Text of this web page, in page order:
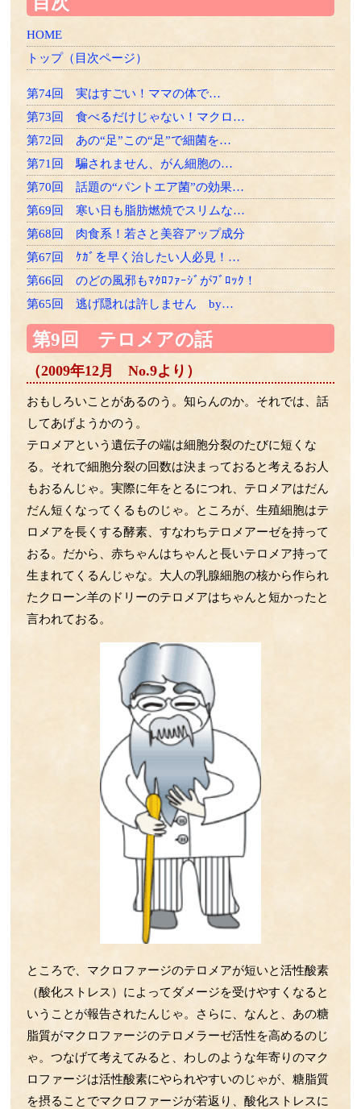
HOME
トップ（目次ページ）
第74回 実はすごい！ママの体で…
第73回 食べるだけじゃない！マクロ…
第72回 あの“足”この“足”で細菌を…
第71回 騙されません、がん細胞の…
第70回 話題の“パントエア菌”の効果…
第69回 寒い日も脂肪燃焼でスリムな…
第68回 肉食系！若さと美容アップ成分
第67回 ｹｶﾞを早く治したい人必見！…
第66回 のどの風邪もﾏｸﾛﾌｧｰｼﾞがﾌﾞﾛｯｸ！
第65回 逃げ隠れは許しません by…
第64回 老け速度は26歳から差がつく？
第63回 LPSは骨にも効く！？
第62回 ゾンビ細胞をやっつけろ
第61回 一網打尽の必殺技！
第60回 たくさん使って効くLPSﾌﾗｲﾄへ！
第59回 ﾏｸﾛﾌｧｰｼﾞはLPSﾏｯｻｰｼﾞがお好き
第58回 LPSによるﾏｸﾛﾌｧｰｼﾞの再教育の話
第57回 細菌のエクソソームの話
第56回 胎児の腸内細菌の話
第55回 LPSと乳酸菌の話
第54回 ｱﾎﾟﾄｰｼｽとﾏｸﾛﾌｧｰｼﾞの話
第53回 免疫組織に住む細菌の話
第52回 BCGとコロナの話
第50回 ウイルスの感染の話
第49回 ﾏｸﾛﾌｧｰｼﾞのLPS伝達すご技
第48回 野菜の話
第47回 Treg・Mregの話
第46回 腸の中のLPSの話
第45回 サーカディアンリズムの話
第44回 お酒とマイクログリアの話
第43回 LPS受容体TLR4の話
第42回 動脈硬化の話
第41回 心臓と腎臓の関係の話
第39回 肌とHSPの話
第35回 脳の発達と腸内フローラの話
第34回 歯周病菌の話
第33回 抗生物質とアトピーの話
第32回 抗炎症の仕組みの話
第31回 人工甘味料と腸内細菌叢の話
第9回 テロメアの話
（2009年12月 No.9より）
おもしろいことがあるのう。知らんのか。それでは、話
してあげようかのう。
テロメアという遺伝子の端は細胞分裂のたびに短くな
る。それで細胞分裂の回数は決まっておると考えるお人
もおるんじゃ。実際に年をとるにつれ、テロメアはだん
だん短くなってくるものじゃ。ところが、生殖細胞はテ
ロメアを長くする酵素、すなわちテロメアーゼを持って
おる。だから、赤ちゃんはちゃんと長いテロメア持って
生まれてくるんじゃな。大人の乳腺細胞の核から作られ
たクローン羊のドリーのテロメアはちゃんと短かったと
言われておる。
ところで、マクロファージのテロメアが短いと活性酸素
（酸化ストレス）によってダメージを受けやすくなると
いうことが報告されたんじゃ。さらに、なんと、あの糖
脂質がマクロファージのテロメラーゼ活性を高めるのじ
ゃ。つなげて考えてみると、わしのような年寄りのマク
ロファージは活性酸素にやられやすいのじゃが、糖脂質
を摂ることでマクロファージが若返り、酸化ストレスに